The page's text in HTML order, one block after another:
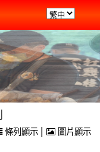
條列顯示 | 圖片顯示